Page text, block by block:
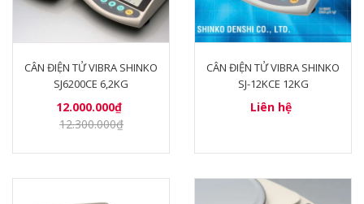
CÂN ĐIỆN TỬ VIBRA SHINKO
SJ6200CE 6,2KG
12.000.000₫
12.300.000₫
CÂN ĐIỆN TỬ VIBRA SHINKO
SJ-12KCE 12KG
Liên hệ